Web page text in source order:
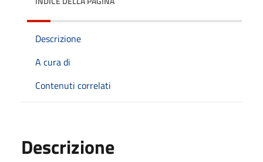
Descrizione
A cura di
Contenuti correlati
Descrizione